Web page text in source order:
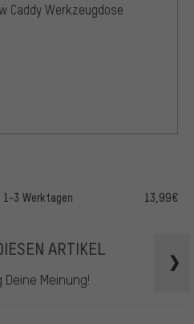
Caddy Werkzeugdose
3 Werktagen 13,99€
ARTIKEL
Meinung!